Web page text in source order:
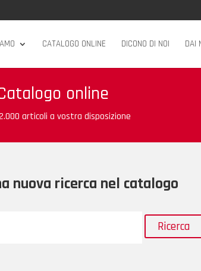
CATALOGO ONLINE DICONO DI NOI DAI
online
articoli a vostra disposizione
nuova ricerca nel catalogo